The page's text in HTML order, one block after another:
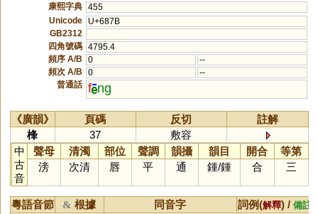
康熙字典 455
Unicode
U+687B
GB2312
四角號碼 4795.4
頻序 A/B
0
--
頻次 A/B
0
--
普通話 f ng
《廣韻》 頁碼 反切
註解
桻
37
敷容
中
古
音
聲母 清濁 部位 聲調 韻攝 韻目 開合
等第
滂
次清 唇 平 通 鍾/鍾 合 三
粵語音節 & 根據 同音字 詞例(解釋) / 備註